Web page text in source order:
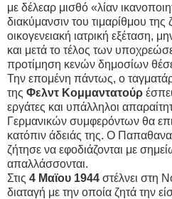
με δέλεαρ μισθό «λίαν
διακύμανσιν του τιμαρίθμου
οικογενειακή ιατρική εξέταση,
και μετά το τέλος των
προτίμηση κενών δημοσίων
Την επομένη πάντως, ο
της Φελντ Κομμαντατούρ
εργάτες και υπάλληλοι
Γερμανικών συμφερόντων θα
κατόπιν άδειάς της. Ο
ζήτησε να εφοδιάζονται με
απαλλάσσονται.
Στις 4 Μαϊου 1944 στέλνει στη
διαταγή με την οποία ζητά την